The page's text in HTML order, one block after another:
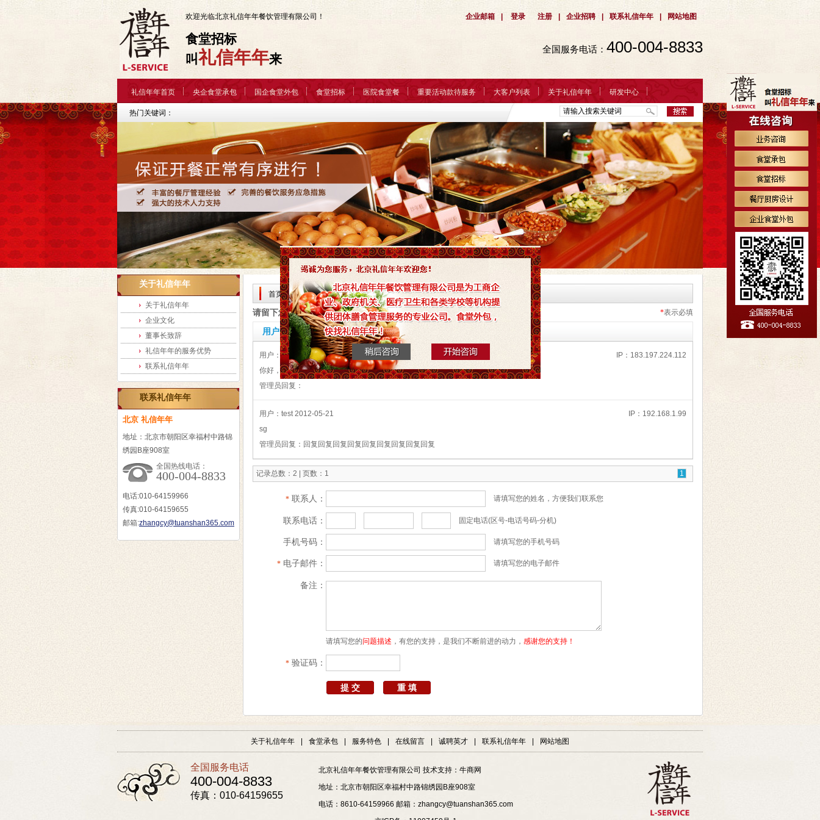
欢迎光临北京礼信年年餐饮管理有限公司！
食堂招标
叫礼信年年来
企业邮箱 登录 注册 企业招聘 联系礼信年年 网站地图
全国服务电话： 400-004-8833
礼信年年首页 央企食堂承包 国企食堂外包 食堂招标 医院食堂餐 重要活动款待服务 大客户列表 关于礼信年年 研发中心
联系礼信年年
热门关键词：
关于礼信年年
关于礼信年年
企业文化
董事长致辞
礼信年年的服务优势
联系礼信年年
联系礼信年年
北京 礼信年年
地址：北京市朝阳区幸福村中路锦
绣园B座908室
全国热线电话：
400-004-8833
电话:010-64159966
传真:010-64159655
邮箱:zhangcy@tuanshan365.com
首页»帮助中心» 在线留言
*表示必填
请留下您的问题,我们将尽快与您联系！
用户留言
用户：游客 2017-11-14
IP：183.197.224.112
你好，我以前做过这类工作，适应力强，
管理员回复：
用户：test2012-05-21
IP：192.168.1.99
sg
管理员回复： 回复回复回复回复回复回复回复回复回复
记录总数：2 | 页数：1 1
* 联系人： 请填写您的姓名，方便我们联系您
联系电话： 固定电话(区号-电话号码-分机)
手机号码： 请填写您的手机号码
* 电子邮件： 请填写您的电子邮件
备注：
请填写您的问题描述 ，有您的支持，是我们不断前进的动力， 感谢您的支持！
* 验证码：
关于礼信年年 食堂承包 服务特色 在线留言 诚聘英才 联系礼信年年 网站地图
全国服务电话
400-004-8833
传真：010-64159655
北京礼信年年餐饮管理有限公司 技术支持： 牛商网
地址：北京市朝阳区幸福村中路锦绣园B座908室
电话：8610-64159966 邮箱： zhangcy@tuanshan365.com